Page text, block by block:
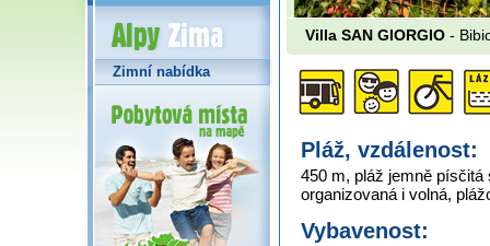
Villa SAN GIORGIO -
Pláž, vzdálenost:
450 m, pláž jemně
organizovaná i volná,
Vybavenost:
Alpy Zima
Zimní nabídka